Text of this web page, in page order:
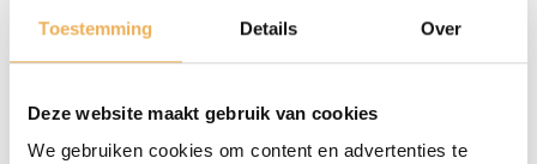
Toestemming Details Over
Deze website maakt gebruik van cookies
We gebruiken cookies om content en advertenties te
Er zijn nog geen beoordelingen.
beoordelen
Je e-mailadres wordt niet gepubliceerd.